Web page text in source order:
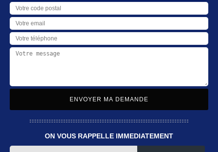
ON VOUS RAPPELLE IMMEDIATEMENT